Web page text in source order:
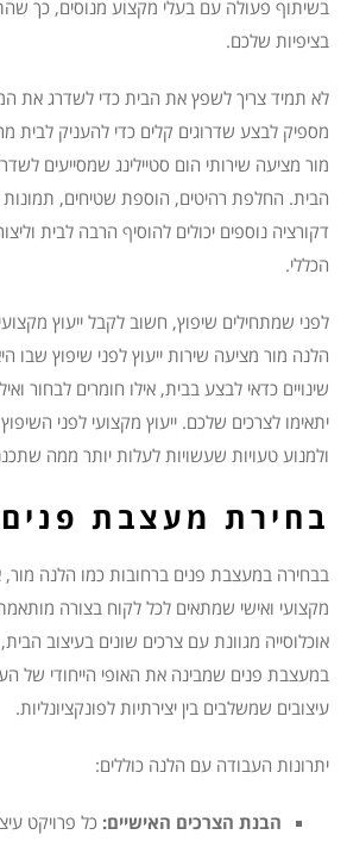
בשיתוף פעולה עם בעלי מקצוע מנוסים, כך
בציפיות שלכם.
לא תמיד צריך לשפץ את הבית כדי לשדרג את
מספיק לבצע שדרוגים קלים כדי להעניק לבית
מור מציעה שירותי הום סטיילינג שמסייעים
הבית. החלפת רהיטים, הוספת שטיחים, תמונות
דקורציה נוספים יכולים להוסיף הרבה לבית
הכללי.
לפני שמתחילים שיפוץ, חשוב לקבל ייעוץ
הלנה מור מציעה שירות ייעוץ לפני שיפוץ שבו
שינויים כדאי לבצע בבית, אילו חומרים לבחור
יתאימו לצרכים שלכם. ייעוץ מקצועי לפני
ולמנוע טעויות שעשויות לעלות יותר ממה
בחירת מעצבת
בבחירה במעצבת פנים ברחובות כמו הלנה
מקצועי ואישי שמתאים לכל לקוח בצורה
אוכלוסייה מגוונת עם צרכים שונים בעיצוב
במעצבת פנים שמבינה את האופי הייחודי של
עיצובים שמשלבים בין יצירתיות לפונקציונליות.
יתרונות העבודה עם הלנה כוללים:
הבנת הצרכים האישיים: כל פרויקט